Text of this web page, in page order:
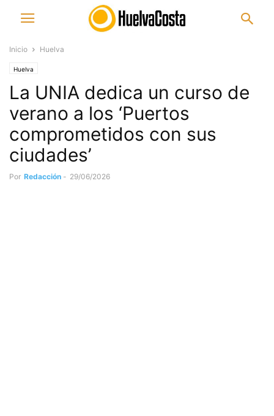
Inicio Huelva
Huelva
La UNIA dedica un curso de
verano a los ‘Puertos
comprometidos con sus
ciudades’
Por Redacción - 29/06/2026